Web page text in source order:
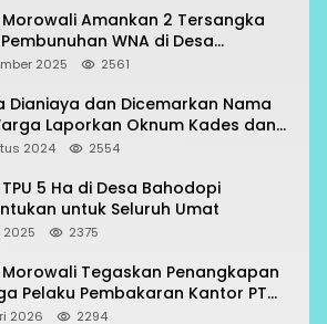
Morowali Amankan 2 Tersangka
WNA di Desa
2025 2561
Dianiaya dan Dicemarkan Nama
Laporkan Oknum Kades dan
Polisi
2024 2554
5 Ha di Desa Bahodopi
untuk Seluruh Umat
2025 2375
Morowali Tegaskan Penangkapan
Pelaku Pembakaran Kantor PT
Prosedur
2026 2294